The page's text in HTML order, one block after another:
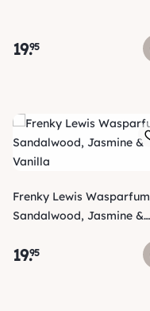
19.95
Frenky Lewis Wasparfum
Sandalwood, Jasmine &
19.95